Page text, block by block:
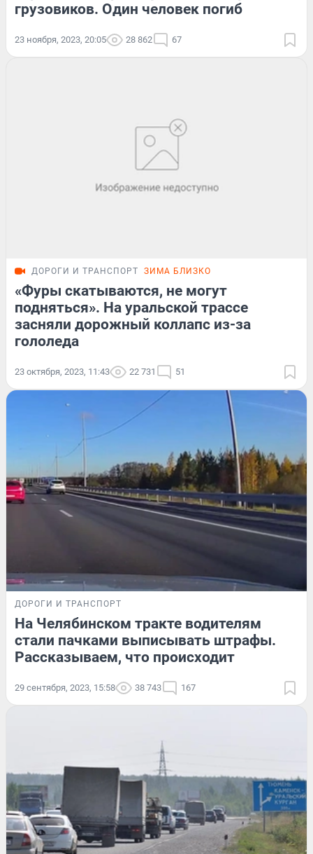
грузовиков. Один человек погиб
23 ноября, 2023, 20:05 28 862 67
ДОРОГИ И ТРАНСПОРТ ЗИМА БЛИЗКО
«Фуры скатываются, не могут
подняться». На уральской трассе
засняли дорожный коллапс из-за
гололеда
23 октября, 2023, 11:43 22 731 51
ДОРОГИ И ТРАНСПОРТ
На Челябинском тракте водителям
стали пачками выписывать штрафы.
Рассказываем, что происходит
29 сентября, 2023, 15:58 38 743 167